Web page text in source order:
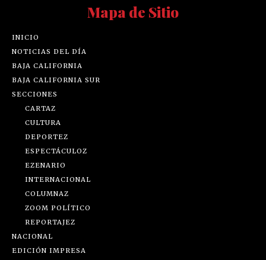
Mapa de Sitio
INICIO
NOTICIAS DEL DÍA
BAJA CALIFORNIA
BAJA CALIFORNIA SUR
SECCIONES
CARTAZ
CULTURA
DEPORTEZ
ESPECTÁCULOZ
EZENARIO
INTERNACIONAL
COLUMNAZ
ZOOM POLÍTICO
REPORTAJEZ
NACIONAL
EDICIÓN IMPRESA